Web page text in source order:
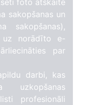
foto atskaitē
sakopšanas un
sakopšanas),
uz norādīto e-
par
darbi, kas
profesionāli